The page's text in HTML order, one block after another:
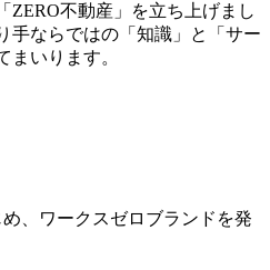
ZERO不動産」を立ち上げまし
手ならではの「知識」と「サー
まいります。
、ワークスゼロブランドを発